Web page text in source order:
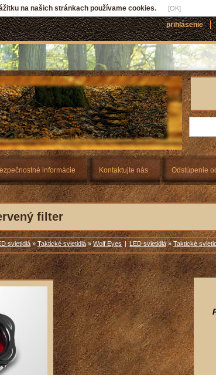
na našich stránkach používame cookies. [OK]
prihlásenie
informácie Kontaktujte nás Odstúpenie
filter
svietidlá»Taktické svietidlá»Wolf Eyes | LED svietidlá»Taktické